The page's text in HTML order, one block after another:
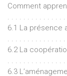
Comment
. . . . . . . . . . . . . .
6.1 La présence
. . . . . . . . . . . . . .
6.2 La
. . . . . . . . . . . . . .
6.3